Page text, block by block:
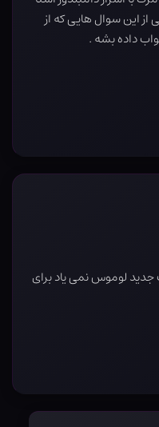
این سوال هایی که از
لوموس نمی یاد برای